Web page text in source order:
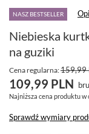
NASZ BESTSELLER
Niebieska
na guziki
Cena regularna:159,99
109,99 PLN
Najniższa cena produktu
Sprawdź wymiary